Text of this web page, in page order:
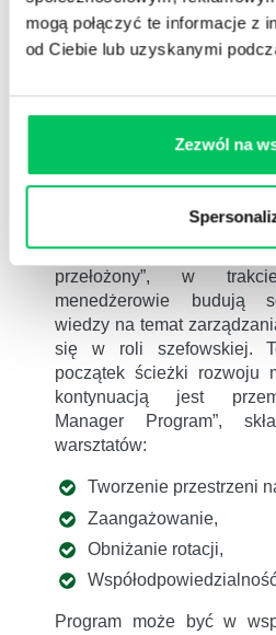
mogą połączyć te informacje z
od Ciebie lub uzyskanymi
Zezwól na
autorytetu
Role liderskie, kiedyś
wykonywaniu zadań. Co
zbudowanie autorytetu
jedno z naszych
szkoleniowych, warsztat
przełożony”, w
menedżerowie budują
wiedzy na temat
się w roli szefowskiej.
początek ścieżki rozwoju
kontynuacją jest
Manager Program”,
warsztatów:
Tworzenie przestrzeni
Zaangażowanie,
Obniżanie rotacji,
Program może być w